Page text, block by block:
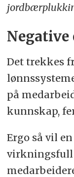
Det trekkes
på
kunnskap,
Ergo så vil
virkningsfull